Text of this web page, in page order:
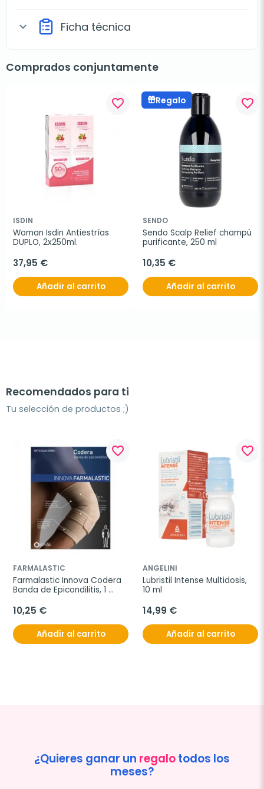
expand_more Ficha técnica
Comprados conjuntamente
favorite_border
ISDIN
Woman Isdin Antiestrías
DUPLO, 2x250ml.
37,95 €
Añadir al carrito
Regalo favorite_border
SENDO
Sendo Scalp Relief champú
purificante, 250 ml
10,35 €
Añadir al carrito
Recomendados para ti
Tu selección de productos ;)
favorite_border
FARMALASTIC
Farmalastic Innova Codera
Banda de Epicondilitis, 1
10,25 €
Añadir al carrito
favorite_border
ANGELINI
Lubristil Intense Multidosis,
10 ml
14,99 €
Añadir al carrito
¿Quieres ganar un regalotodos los
meses?